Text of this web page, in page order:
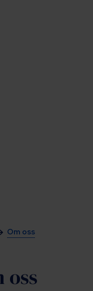
Om oss
oss